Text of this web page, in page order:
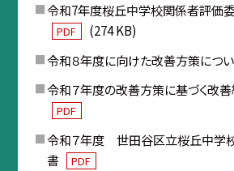
令和7年度桜丘中学校関係者評価
PDF
(274 KB)
令和８年度に向けた改善方策につ
令和７年度の改善方策に基づく改
PDF
令和７年度 世田谷区立桜丘中学
書
PDF